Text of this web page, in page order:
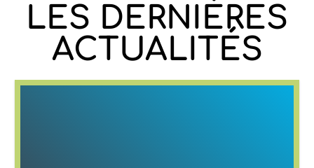
LES DERNIÈRES
ACTUALITÉS